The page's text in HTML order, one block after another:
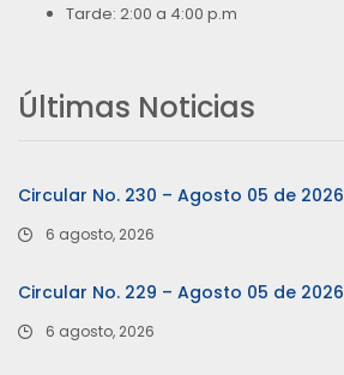
Tarde: 2:00 a 4:00 p.m
Últimas Noticias
Circular No. 230 – Agosto 05 de 2026
6 agosto, 2026
Circular No. 229 – Agosto 05 de 2026
6 agosto, 2026